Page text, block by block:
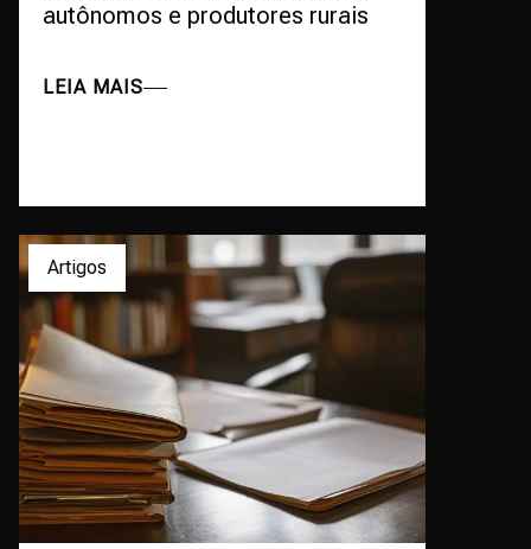
autônomos e produtores rurais
LEIA MAIS
Artigos